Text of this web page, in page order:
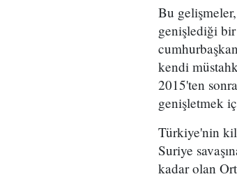
Bu
genişlediği
kendi
2015'ten
genişletmek
Türkiye'nin
Suriye
kadar olan